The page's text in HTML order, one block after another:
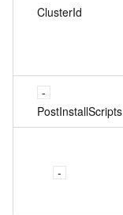
ClusterId
PostInstallScripts